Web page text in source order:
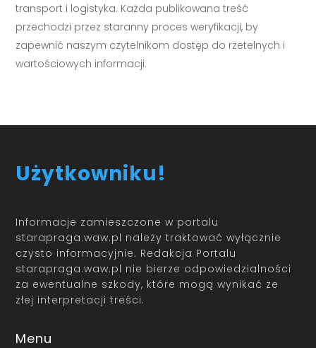
transport i logistyka. Każda publikowana treść
przechodzi przez staranny proces weryfikacji, by
zapewnić naszym czytelnikom dostęp do rzetelnych i
wartościowych informacji.
Użytkowniku!
Informacje zamieszczone w portalu
starapraga.waw.pl należy traktować wyłącznie
czysto informacyjnie. Redakcja Portalu
starapraga.waw.pl nie bierze odpowiedzialności
za ewentualne szkody, które mogą wynikać ze
złej interpretacji treści.
Menu